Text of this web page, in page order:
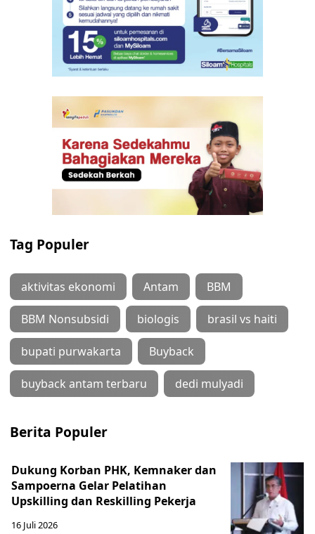
Tag Populer
aktivitas ekonomi Antam BBM
BBM Nonsubsidi biologis brasil vs haiti
bupati purwakarta Buyback
buyback antam terbaru dedi mulyadi
Berita Populer
Dukung Korban PHK, Kemnaker dan
Sampoerna Gelar Pelatihan
Upskilling dan Reskilling Pekerja
16 Juli 2026